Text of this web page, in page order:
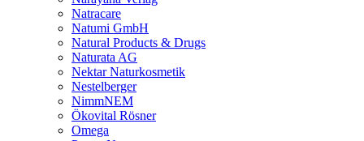
Natracare
Natumi GmbH
Natural Products & Drugs
Naturata AG
Nektar Naturkosmetik
Nestelberger
NimmNEM
Ökovital Rösner
Omega